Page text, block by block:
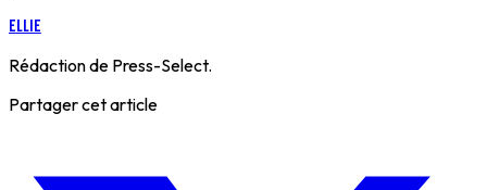
Ellie
Rédaction de Press-Select.
Partager cet article